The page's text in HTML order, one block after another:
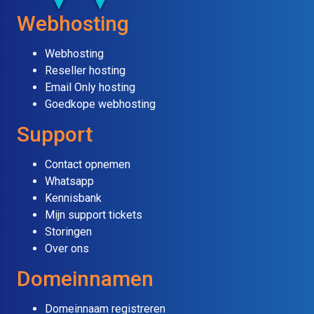
Webhosting
Webhosting
Reseller hosting
Goedkope webhosting
Support
Contact opnemen
Whatsapp
Kennisbank
Mijn support tickets
Over ons